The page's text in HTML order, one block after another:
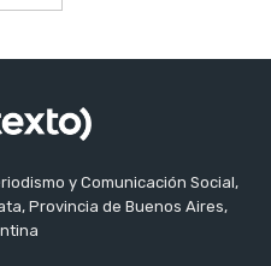
y Comunicación Social,
Provincia de Buenos Aires,